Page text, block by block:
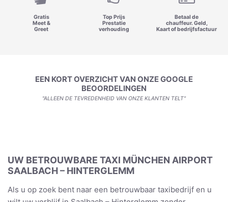
Gratis
Meet &
Greet
Top Prijs
Prestatie
verhouding
Betaal de
chauffeur. Geld,
Kaart of bedrijfsfactuur
EEN KORT OVERZICHT VAN ONZE GOOGLE
BEOORDELINGEN
"ALLEEN DE TEVREDENHEID VAN ONZE KLANTEN TELT"
UW BETROUWBARE TAXI MÜNCHEN AIRPORT
SAALBACH – HINTERGLEMM
Als u op zoek bent naar een betrouwbaar taxibedrijf en u